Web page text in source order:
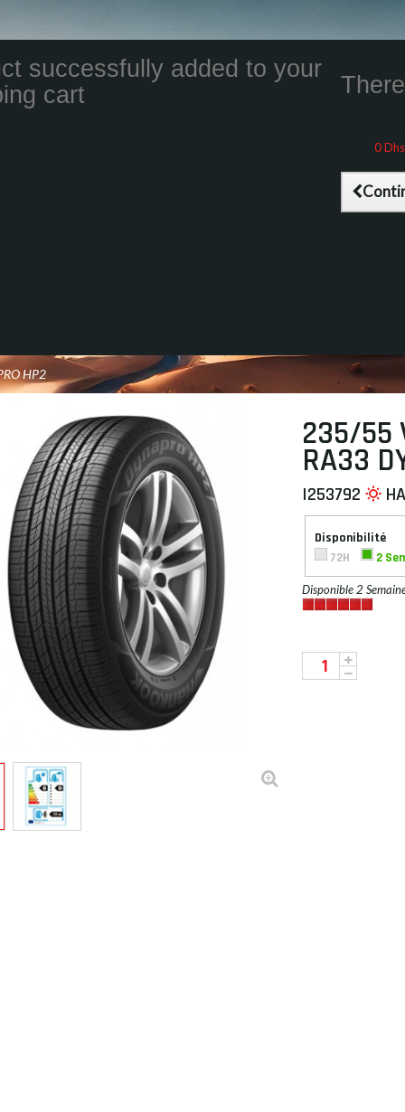
successfully added to your
cart
0 Dhs
HP2
À PLAT
235/55
RA33
I253792
Disponibilité
72H
2
Disponible 2